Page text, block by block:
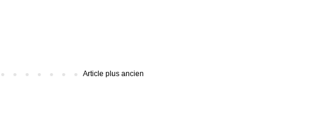
Article plus ancien